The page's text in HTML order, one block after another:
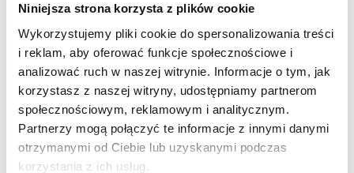
Niniejsza strona korzysta z plików cookie
Wykorzystujemy pliki cookie do spersonalizowania treści
i reklam, aby oferować funkcje społecznościowe i
analizować ruch w naszej witrynie. Informacje o tym, jak
korzystasz z naszej witryny, udostępniamy partnerom
społecznościowym, reklamowym i analitycznym.
Partnerzy mogą połączyć te informacje z innymi danymi
otrzymanymi od Ciebie lub uzyskanymi podczas
korzystania z ich usług.
Hotelowe zatyczki do uszu 2 szt. w kartoniku. Opakowanie
nadaje się w 100% do recyklingu. Opakowanie zbiorcze
(karton) 100 szt.
Minimalna ilość zamówienia tego produktu jest 100.
DODAJ DO KOSZYKA